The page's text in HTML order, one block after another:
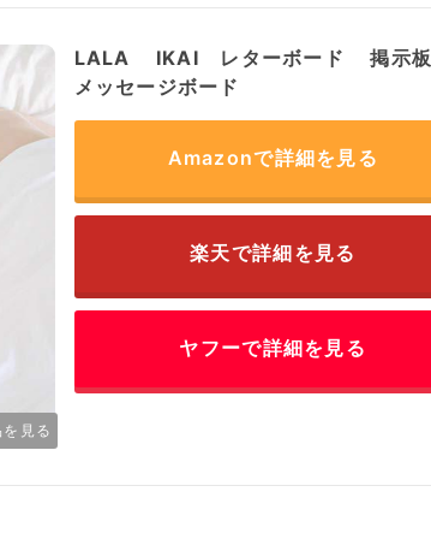
見る
LALA IKAI レターボード 掲示板
メッセージボード
Amazonで詳細を見る
楽天で詳細を見る
ヤフーで詳細を見る